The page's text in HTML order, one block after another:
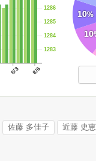
8/3 8/6
1283
1284
1285
1286
10
10%
佐藤 多佳子 近藤 史恵